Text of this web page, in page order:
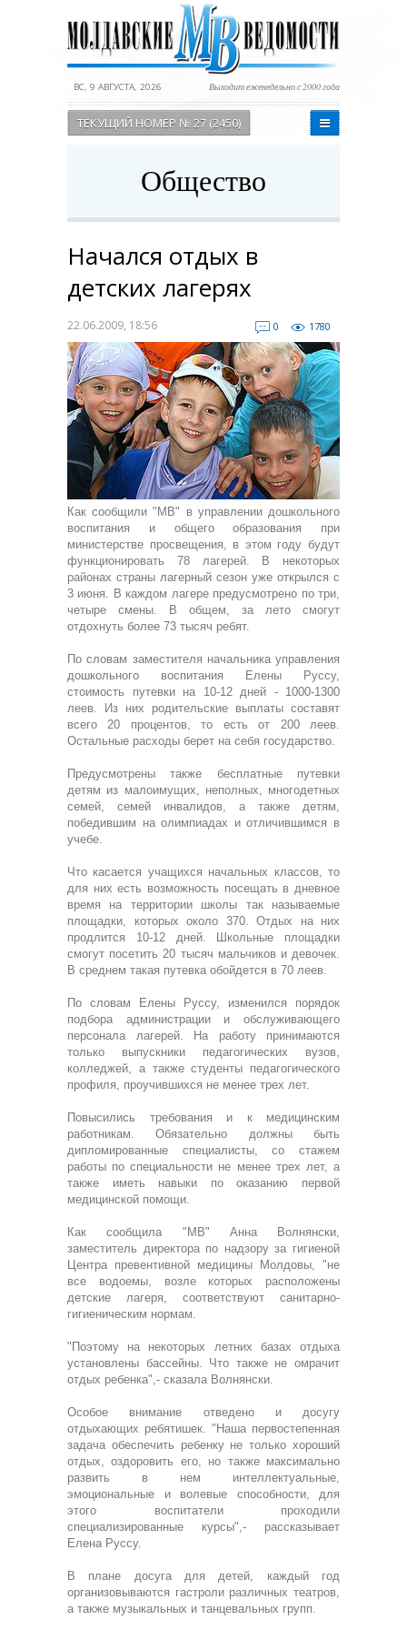
ВС, 9 АВГУСТА, 2026 Выходит еженедельно с 2000 года
ТЕКУЩИЙ НОМЕР № 27 (2450)
Общество
Начался отдых в
детских лагерях
22.06.2009, 18:56 0 1780
Как сообщили "МВ" в управлении дошкольного
воспитания и общего образования при
министерстве просвещения, в этом году будут
функционировать 78 лагерей. В некоторых
районах страны лагерный сезон уже открылся с
3 июня. В каждом лагере предусмотрено по три,
четыре смены. В общем, за лето смогут
отдохнуть более 73 тысяч ребят.
По словам заместителя начальника управления
дошкольного воспитания Елены Руссу,
стоимость путевки на 10-12 дней - 1000-1300
леев. Из них родительские выплаты составят
всего 20 процентов, то есть от 200 леев.
Остальные расходы берет на себя государство.
Предусмотрены также бесплатные путевки
детям из малоимущих, неполных, многодетных
семей, семей инвалидов, а также детям,
победившим на олимпиадах и отличившимся в
учебе.
Что касается учащихся начальных классов, то
для них есть возможность посещать в дневное
время на территории школы так называемые
площадки, которых около 370. Отдых на них
продлится 10-12 дней. Школьные площадки
смогут посетить 20 тысяч мальчиков и девочек.
В среднем такая путевка обойдется в 70 леев.
По словам Елены Руссу, изменился порядок
подбора администрации и обслуживающего
персонала лагерей. На работу принимаются
только выпускники педагогических вузов,
колледжей, а также студенты педагогического
профиля, проучившихся не менее трех лет.
Повысились требования и к медицинским
работникам. Обязательно должны быть
дипломированные специалисты, со стажем
работы по специальности не менее трех лет, а
также иметь навыки по оказанию первой
медицинской помощи.
Как сообщила "МВ" Анна Волнянски,
заместитель директора по надзору за гигиеной
Центра превентивной медицины Молдовы, "не
все водоемы, возле которых расположены
детские лагеря, соответствуют санитарно-
гигиеническим нормам.
"Поэтому на некоторых летних базах отдыха
установлены бассейны. Что также не омрачит
отдых ребенка",- сказала Волнянски.
Особое внимание отведено и досугу
отдыхающих ребятишек. "Наша первостепенная
задача обеспечить ребенку не только хороший
отдых, оздоровить его, но также максимально
развить в нем интеллектуальные,
эмоциональные и волевые способности, для
этого воспитатели проходили
специализированные курсы",- рассказывает
Елена Руссу.
В плане досуга для детей, каждый год
организовываются гастроли различных театров,
а также музыкальных и танцевальных групп.